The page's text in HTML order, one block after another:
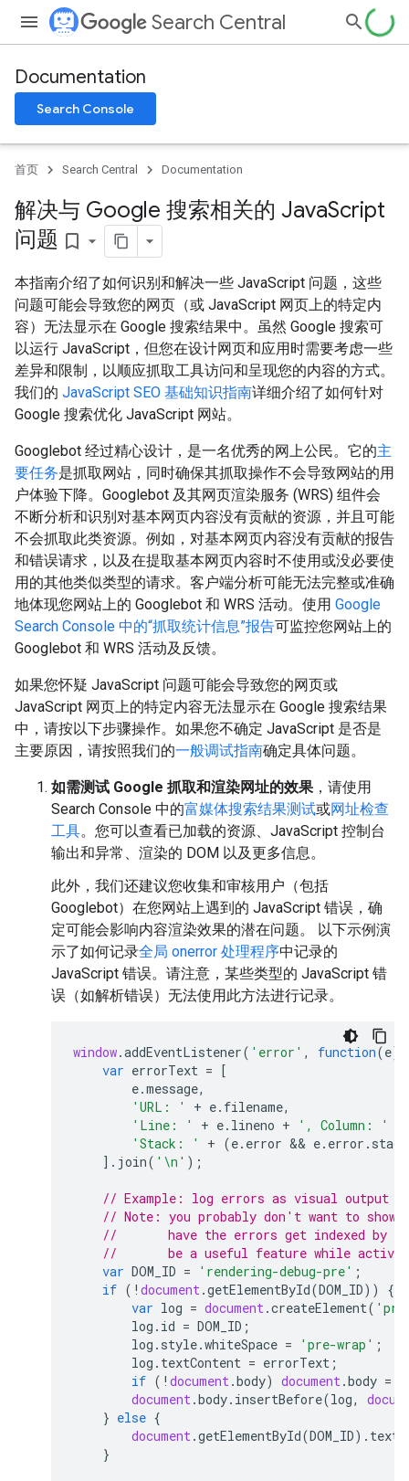
Search Central
Documentation
Search Console
首页 Search Central Documentation
解决与 Google 搜索相关的 JavaScript
问题 bookmark_border
本指南介绍了如何识别和解决一些 JavaScript 问题，这些
问题可能会导致您的网页（或 JavaScript 网页上的特定内
容）无法显示在 Google 搜索结果中。虽然 Google 搜索可
以运行 JavaScript，但您在设计网页和应用时需要考虑一些
差异和限制，以顺应抓取工具访问和呈现您的内容的方式。
我们的 JavaScript SEO 基础知识指南详细介绍了如何针对
Google 搜索优化 JavaScript 网站。
Googlebot 经过精心设计，是一名优秀的网上公民。它的主
要任务是抓取网站，同时确保其抓取操作不会导致网站的用
户体验下降。Googlebot 及其网页渲染服务 (WRS) 组件会
不断分析和识别对基本网页内容没有贡献的资源，并且可能
不会抓取此类资源。例如，对基本网页内容没有贡献的报告
和错误请求，以及在提取基本网页内容时不使用或没必要使
用的其他类似类型的请求。客户端分析可能无法完整或准确
地体现您网站上的 Googlebot 和 WRS 活动。使用 Google
Search Console 中的“抓取统计信息”报告可监控您网站上的
Googlebot 和 WRS 活动及反馈。
如果您怀疑 JavaScript 问题可能会导致您的网页或
JavaScript 网页上的特定内容无法显示在 Google 搜索结果
中，请按以下步骤操作。如果您不确定 JavaScript 是否是
主要原因，请按照我们的一般调试指南确定具体问题。
如需测试 Google 抓取和渲染网址的效果 ，请使用
Search Console 中的富媒体搜索结果测试或网址检查
工具。您可以查看已加载的资源、JavaScript 控制台
输出和异常、渲染的 DOM 以及更多信息。
此外，我们还建议您收集和审核用户（包括
Googlebot）在您网站上遇到的 JavaScript 错误，确
定可能会影响内容渲染效果的潜在问题。 以下示例演
示了如何记录全局 onerror 处理程序中记录的
JavaScript 错误。请注意，某些类型的 JavaScript 错
误（如解析错误）无法使用此方法进行记录。
window.addEventListener( 'error' , function(e)
var errorText = [
e.message,
'URL: '
+ e. filename,
'Line: '
+ e. lineno + ', Column: '
'Stack: '
+ (e. error && e. error . stack
]. join( '\n' );
// Example: log errors as visual output
// Note: you probably don't want to show
//       have the errors get indexed by
//       be a useful feature while actively
var DOM_ID = 'rendering-debug-pre' ;
if ( ! document.getElementById(DOM_ID))
{
var log = document.createElement(
log . id = DOM_ID ;
log . style.whiteSpace = 'pre-wrap' ;
log . textContent = errorText ;
if ( ! document.body) document.body =
document.body. insertBefore(log,
} else {
document.getElementById(DOM_ID).
}